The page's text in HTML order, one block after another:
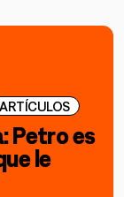
ARTÍCULOS
Petro es
le